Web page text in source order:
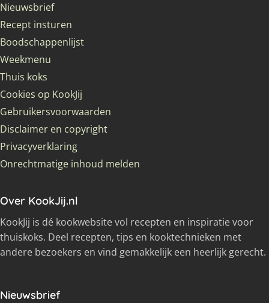
Nieuwsbrief
Recept insturen
Boodschappenlijst
Weekmenu
Thuis koks
Cookies op KookJij
Gebruikersvoorwaarden
Disclaimer en copyright
Privacyverklaring
Onrechtmatige inhoud melden
Over KookJij.nl
KookJij is dé kookwebsite vol recepten en inspiratie voor
thuiskoks. Deel recepten, tips en kooktechnieken met
andere bezoekers en vind gemakkelijk een heerlijk gerecht.
Nieuwsbrief